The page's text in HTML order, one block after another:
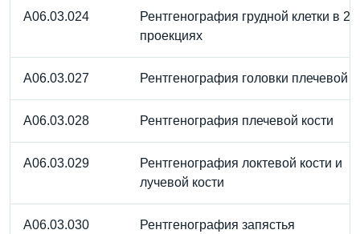
A06.03.024
Рентгенография грудной клетки в 2-х
проекциях
A06.03.027 Рентгенография головки плечевой
A06.03.028 Рентгенография плечевой кости
A06.03.029
Рентгенография локтевой кости и
лучевой кости
A06.03.030 Рентгенография запястья